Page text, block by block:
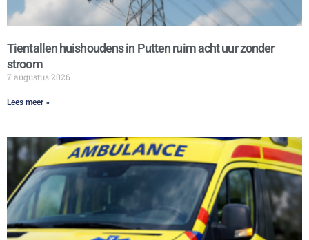
Tientallen huishoudens in Putten ruim acht uur zonder
stroom
7 augustus 2026
Lees meer »